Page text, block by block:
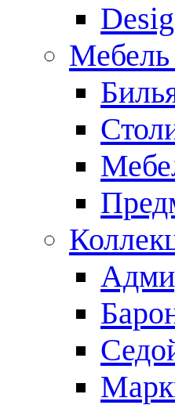
Мебель